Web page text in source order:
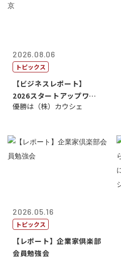
2026.08.06
トピックス
【ビジネスレポート】
2026スタートアップワー
ルドカップ東京
優勝は（株）カウシェ
2026.05.16
トピックス
【レポート】企業家倶楽部
会員勉強会